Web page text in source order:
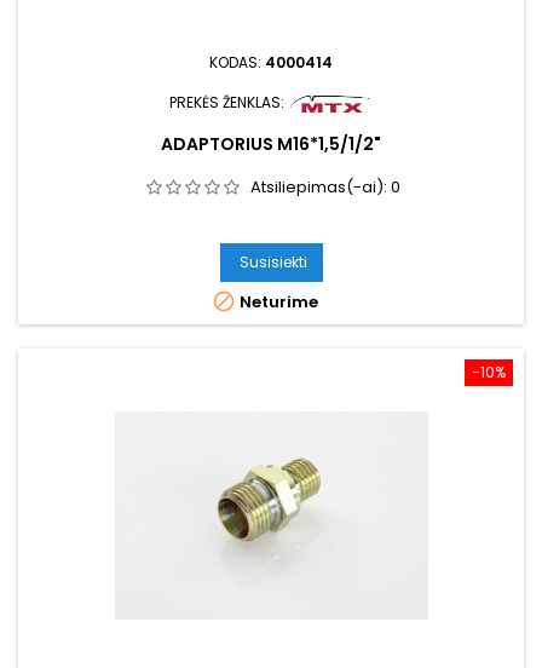
KODAS: 4000414
PREKĖS ŽENKLAS:
ADAPTORIUS M16*1,5/1/2"
Atsiliepimas(-ai): 0
Susisiekti
 Neturime
−10%